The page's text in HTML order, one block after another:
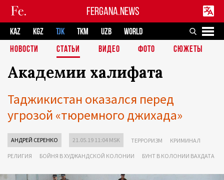
FERGANA.NEWS
KAZ KGZ TJK TKM UZB
WORLD
НОВОСТИ
СТАТЬИ ВИДЕО ФОТО СЮЖЕТЫ
Академии халифата
Таджикистан оказался перед
угрозой «тюремного джихада»
АНДРЕЙ СЕРЕНКО 21.05.19 11:04 MSK ТЕРРОРИЗМ КРИМИНАЛ
РЕЛИГИЯ БОЙНЯ В ХУДЖАНДСКОЙ КОЛОНИИ БУНТ В КОЛОНИИ ВАХДАТА